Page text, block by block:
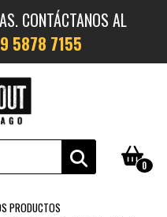
CONTÁCTANOS AL
5878 7155
0
PRODUCTOS